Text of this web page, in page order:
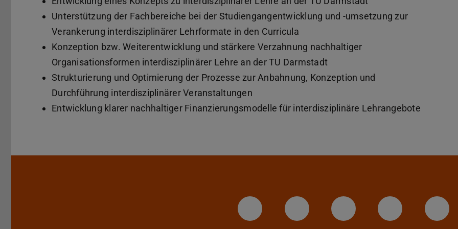
Unterstützung der Fachbereiche bei der Studiengangentwicklung und -umsetzung zur
Verankerung interdisziplinärer Lehrformate in den Curricula
Konzeption bzw. Weiterentwicklung und stärkere Verzahnung nachhaltiger
Organisationsformen interdisziplinärer Lehre an der TU Darmstadt
Strukturierung und Optimierung der Prozesse zur Anbahnung, Konzeption und
Durchführung interdisziplinärer Veranstaltungen
Entwicklung klarer nachhaltiger Finanzierungsmodelle für interdisziplinäre Lehrangebote
LinkedIn-Seite der TU Darmstadt
Instagram-Kanal der TU
Bluesky-Kanal der